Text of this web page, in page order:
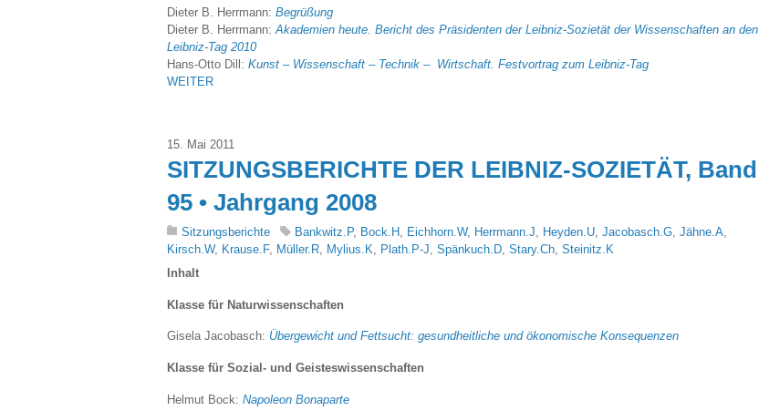
Dieter B. Herrmann: Begrüßung
Dieter B. Herrmann:Akademien heute. Bericht des Präsidenten der Leibniz-Sozietät der Wissenschaften an den
Leibniz-Tag 2010
Hans-Otto Dill: Kunst – Wissenschaft – Technik – Wirtschaft. Festvortrag zum Leibniz-Tag
WEITER
15. Mai 2011
SITZUNGSBERICHTE DER LEIBNIZ-SOZIETÄT, Band
95 • Jahrgang 2008
Sitzungsberichte Bankwitz.P, Bock.H , Eichhorn.W, Herrmann.J, Heyden.U, Jacobasch.G, Jähne.A,
Kirsch.W, Krause.F, Müller.R, Mylius.K, Plath.P-J, Spänkuch.D, Stary.Ch, Steinitz.K
Inhalt
Klasse für Naturwissenschaften
Gisela Jacobasch: Übergewicht und Fettsucht: gesundheitliche und ökonomische Konsequenzen
Klasse für Sozial- und Geisteswissenschaften
Helmut Bock: Napoleon Bonaparte